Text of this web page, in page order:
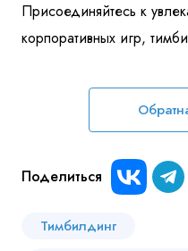
Присоединяйтесь к
корпоративных игр,
Поделиться
Тимбилдинг